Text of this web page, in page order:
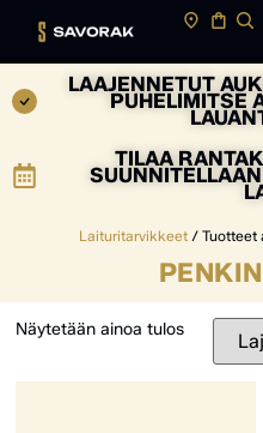
LAAJENNETUT
PUHELIMITSE
TILAA
Laituritarvikkeet/ Tuotteet
Näytetään ainoa tulos